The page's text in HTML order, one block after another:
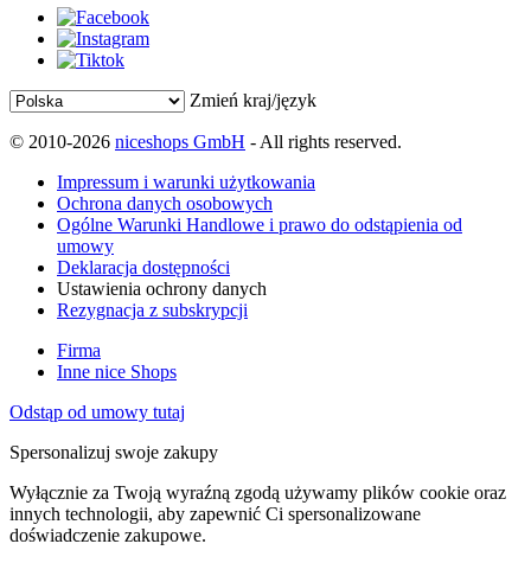
Zmień kraj/język
© 2010-2026 niceshops GmbH - All rights reserved.
Impressum i warunki użytkowania
Ochrona danych osobowych
Ogólne Warunki Handlowe i prawo do odstąpienia od
umowy
Deklaracja dostępności
Ustawienia ochrony danych
Rezygnacja z subskrypcji
Firma
Inne nice Shops
Odstąp od umowy tutaj
Spersonalizuj swoje zakupy
Wyłącznie za Twoją wyraźną zgodą używamy plików cookie oraz
innych technologii, aby zapewnić Ci spersonalizowane
doświadczenie zakupowe.